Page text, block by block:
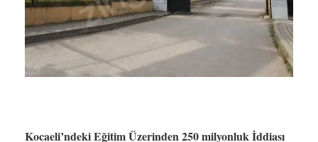
Kocaeli’ndeki Eğitim Üzerinden 250 milyonluk İddiası